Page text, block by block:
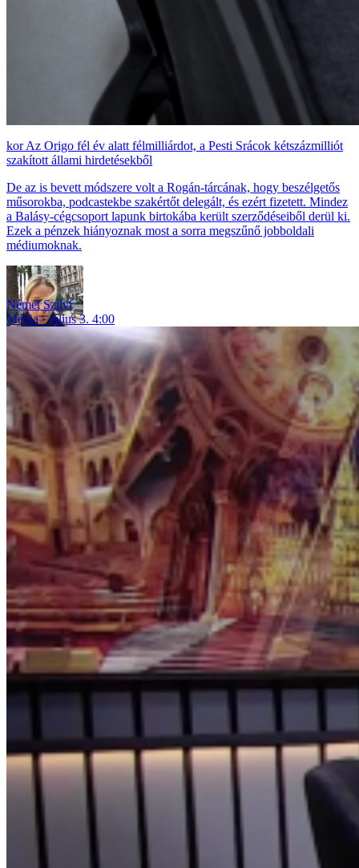
Az Origo fél év alatt félmilliárdot, a Pesti Srácok kétszázmilliót
szakított állami hirdetésekből
De az is bevett módszere volt a Rogán-tárcának, hogy beszélgetős
műsorokba, podcastekbe szakértőt delegált, és ezért fizetett. Mindez
a Balásy-cégcsoport lapunk birtokába került szerződéseiből derül ki.
Ezek a pénzek hiányoznak most a sorra megszűnő jobboldali
médiumoknak.
Német Szilvi
Média
július 3. 4:00